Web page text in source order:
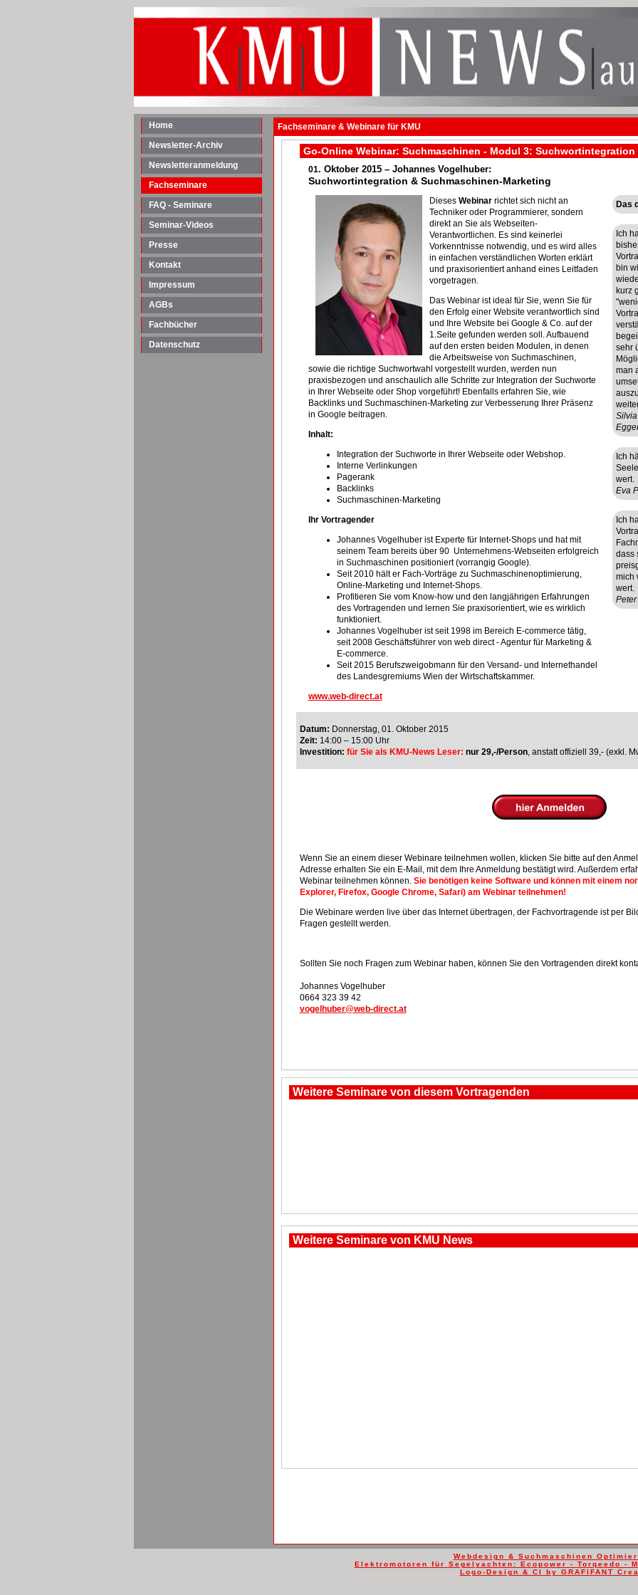
Home
Newsletter-Archiv
Newsletteranmeldung
Fachseminare
FAQ - Seminare
Seminar-Videos
Presse
Kontakt
Impressum
AGBs
Fachbücher
Datenschutz
Fachseminare & Webinare für KMU
Go-Online Webinar: Suchmaschinen - Modul 3: Suchwortintegration
01. Oktober 2015– Johannes Vogelhuber:
Suchwortintegration & Suchmaschinen-Marketing
Dieses Webinar richtet sich nicht an
Techniker oder Programmierer, sondern
direkt an Sie als Webseiten-
Verantwortlichen. Es sind keinerlei
Vorkenntnisse notwendig, und es wird alles
in einfachen verständlichen Worten erklärt
und praxisorientiert anhand eines Leitfaden
vorgetragen.
Das Webinar ist ideal für Sie, wenn Sie für
den Erfolg einer Website verantwortlich sind
und Ihre Website bei Google & Co. auf der
1.Seite gefunden werden soll. Aufbauend
auf den ersten beiden Modulen, in denen
die Arbeitsweise von Suchmaschinen,
sowie die richtige Suchwortwahl vorgestellt wurden, werden nun
praxisbezogen und anschaulich alle Schritte zur Integration der Suchworte
in Ihrer Webseite oder Shop vorgeführt! Ebenfalls erfahren Sie, wie
Backlinks und Suchmaschinen-Marketing zur Verbesserung Ihrer Präsenz
in Google beitragen.
Inhalt:
Integration der Suchworte in Ihrer Webseite oder Webshop.
Interne Verlinkungen
Pagerank
Backlinks
Suchmaschinen-Marketing
Ihr Vortragender
Johannes Vogelhuber ist Experte für Internet-Shops und hat mit
seinem Team bereits über 90 Unternehmens-Webseiten erfolgreich
in Suchmaschinen positioniert (vorrangig Google).
Seit 2010 hält er Fach-Vorträge zu Suchmaschinenoptimierung,
Online-Marketing und Internet-Shops.
Profitieren Sie vom Know-how und den langjährigen Erfahrungen
des Vortragenden und lernen Sie praxisorientiert, wie es wirklich
funktioniert.
Johannes Vogelhuber ist seit 1998 im Bereich E-commerce tätig,
seit 2008 Geschäftsführer von web direct - Agentur für Marketing &
E-commerce.
Seit 2015 Berufszweigobmann für den Versand- und Internethandel
des Landesgremiums Wien der Wirtschaftskammer.
www.web-direct.at
Das
Ich
bin
kurz
sehr
man
Ich
wert.
Eva
Ich
dass
mich
wert.
Datum: Donnerstag, 01. Oktober 2015
Zeit: 14:00 – 15:00 Uhr
Investition: für Sie als KMU-News Leser: nur 29,-/Person, anstatt offiziell 39,- (exkl.
Wenn Sie an einem dieser Webinare teilnehmen wollen, klicken Sie bitte auf den
Adresse erhalten Sie ein E-Mail, mit dem Ihre Anmeldung bestätigt wird. Außerdem
Webinar teilnehmen können. Sie benötigen keine Software und können mit einem
Explorer, Firefox, Google Chrome, Safari) am Webinar teilnehmen!
Die Webinare werden live über das Internet übertragen, der Fachvortragende ist per
Fragen gestellt werden.
Sollten Sie noch Fragen zum Webinar haben, können Sie den Vortragenden direkt
Johannes Vogelhuber
0664 323 39 42
vogelhuber@web-direct.at
Weitere Seminare von diesem Vortragenden
Weitere Seminare von KMU News
Webdesign & Suchmaschinen
Elektromotoren für Segelyachten: Ecopower - Torqeedo -
Logo-Design & CI by GRAFIFANT